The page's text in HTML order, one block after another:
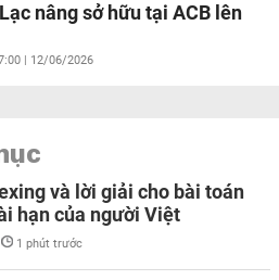
nâng sở hữu tại ACB lên
| 12/06/2026
và lời giải cho bài toán
hạn của người Việt
1 phút trước